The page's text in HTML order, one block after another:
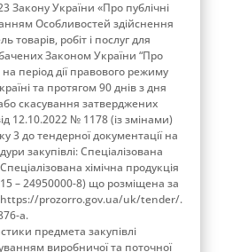
Закону України «Про публічні
Особливостей здійснення
товарів, робіт і послуг для
Законом України “Про
на період дії правового режиму
та протягом 90 днів з дня
скасування затверджених
12.10.2022 № 1178 (із змінами)
3 до тендерної документації на
закупівлі: Спеціалізована
хімічна продукція
– 24950000-8) що розміщена за
prozorro.gov.ua/uk/tender/.
a.
предмета закупівлі
виробничої та поточної